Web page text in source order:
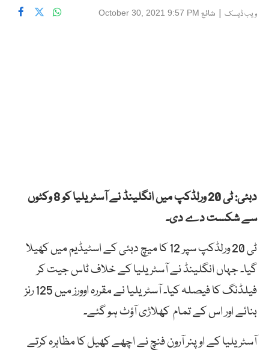
ویب ڈیسک | شائع October 30, 2021 9:57 PM
دبئی: ٹی 20 ورلڈکپ میں انگلینڈ نے آسٹریلیا کو 8 وکٹوں
سے شکست دے دی۔
ٹی 20 ورلڈکپ سپر 12 کا میچ دبئی کے اسٹیڈیم میں کھیلا
گیا۔ جہاں انگلینڈ نے آسٹریلیا کے خلاف ٹاس جیت کر
فیلڈنگ کا فیصلہ کیا۔ آسٹریلیا نے مقررہ اوورز میں 125 رنز
بنائے اور اس کے تمام کھلاڑی آؤٹ ہو گئے۔
آسٹریلیا کے اوپنر آرون فنچ نے اچھے کھیل کا مظاہرہ کرتے